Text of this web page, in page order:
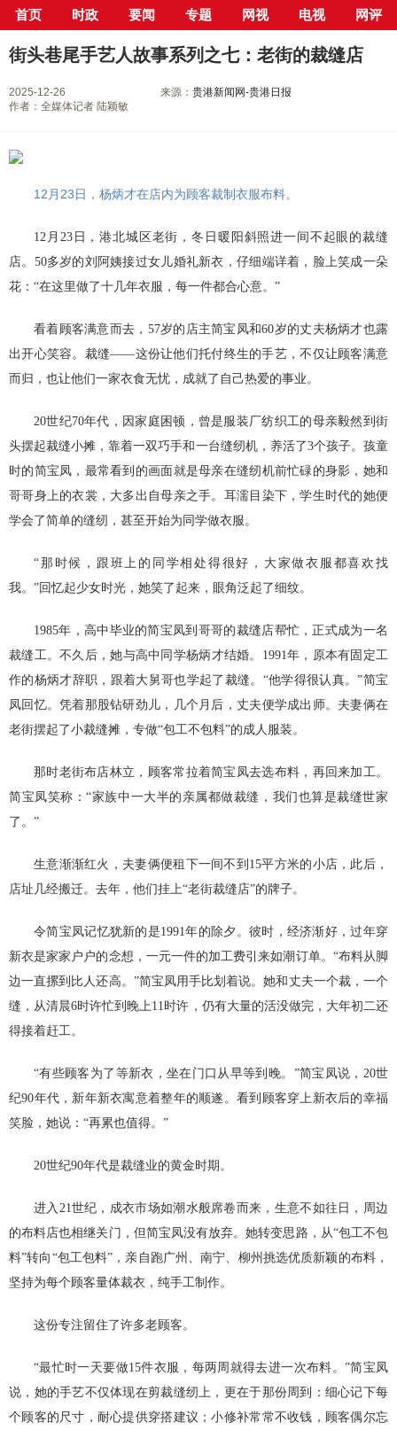
首页 时政 要闻 专题 网视 电视 网评
当前位置： 首页> 新闻中心> 行业> 正文
街头巷尾手艺人故事系列之七：老街的裁缝店
2025-12-26 来源：贵港新闻网-贵港日报
作者：全媒体记者 陆颖敏
12月23日，杨炳才在店内为顾客裁制衣服布料。
12月23日，港北城区老街，冬日暖阳斜照进一间不起眼的裁缝
店。50多岁的刘阿姨接过女儿婚礼新衣，仔细端详着，脸上笑成一朵
花：“在这里做了十几年衣服，每一件都合心意。”
看着顾客满意而去，57岁的店主简宝凤和60岁的丈夫杨炳才也露
出开心笑容。裁缝——这份让他们托付终生的手艺，不仅让顾客满意
而归，也让他们一家衣食无忧，成就了自己热爱的事业。
20世纪70年代，因家庭困顿，曾是服装厂纺织工的母亲毅然到街
头摆起裁缝小摊，靠着一双巧手和一台缝纫机，养活了3个孩子。孩童
时的简宝凤，最常看到的画面就是母亲在缝纫机前忙碌的身影，她和
哥哥身上的衣裳，大多出自母亲之手。耳濡目染下，学生时代的她便
学会了简单的缝纫，甚至开始为同学做衣服。
“那时候，跟班上的同学相处得很好，大家做衣服都喜欢找
我。”回忆起少女时光，她笑了起来，眼角泛起了细纹。
1985年，高中毕业的简宝凤到哥哥的裁缝店帮忙，正式成为一名
裁缝工。不久后，她与高中同学杨炳才结婚。1991年，原本有固定工
作的杨炳才辞职，跟着大舅哥也学起了裁缝。“他学得很认真。”简宝
凤回忆。凭着那股钻研劲儿，几个月后，丈夫便学成出师。夫妻俩在
老街摆起了小裁缝摊，专做“包工不包料”的成人服装。
那时老街布店林立，顾客常拉着简宝凤去选布料，再回来加工。
简宝凤笑称：“家族中一大半的亲属都做裁缝，我们也算是裁缝世家
了。”
生意渐渐红火，夫妻俩便租下一间不到15平方米的小店，此后，
店址几经搬迁。去年，他们挂上“老街裁缝店”的牌子。
令简宝凤记忆犹新的是1991年的除夕。彼时，经济渐好，过年穿
新衣是家家户户的念想，一元一件的加工费引来如潮订单。“布料从脚
边一直摞到比人还高。”简宝凤用手比划着说。她和丈夫一个裁，一个
缝，从清晨6时许忙到晚上11时许，仍有大量的活没做完，大年初二还
得接着赶工。
“有些顾客为了等新衣，坐在门口从早等到晚。”简宝凤说，20世
纪90年代，新年新衣寓意着整年的顺遂。看到顾客穿上新衣后的幸福
笑脸，她说：“再累也值得。”
20世纪90年代是裁缝业的黄金时期。
进入21世纪，成衣市场如潮水般席卷而来，生意不如往日，周边
的布料店也相继关门，但简宝凤没有放弃。她转变思路，从“包工不包
料”转向“包工包料”，亲自跑广州、南宁、柳州挑选优质新颖的布料，
坚持为每个顾客量体裁衣，纯手工制作。
这份专注留住了许多老顾客。
“最忙时一天要做15件衣服，每两周就得去进一次布料。”简宝凤
说，她的手艺不仅体现在剪裁缝纫上，更在于那份周到：细心记下每
个顾客的尺寸，耐心提供穿搭建议；小修补常常不收钱，顾客偶尔忘